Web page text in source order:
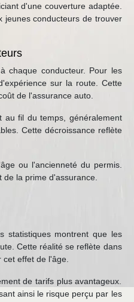
d'une couverture adaptée.
jeunes conducteurs de trouver
chaque conducteur. Pour les
sur la route. Cette
de l'assurance auto.
au fil du temps, généralement
Cette décroissance reflète
ou l'ancienneté du permis.
la prime d'assurance.
statistiques montrent que les
Cette réalité se reflète dans
effet de l'âge.
de tarifs plus avantageux.
ainsi le risque perçu par les